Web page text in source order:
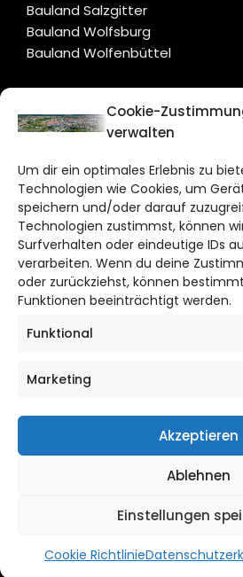
Cookie-
verwalten
Um dir ein optimales Erlebnis zu
Technologien wie Cookies, um
speichern und/oder darauf
Technologien zustimmst, können
Surfverhalten oder eindeutige IDs
verarbeiten. Wenn du deine
oder zurückziehst, können
Funktionen beeinträchtigt werden.
Funktional
Marketing
Akzeptieren
Ablehnen
Einstellungen
Cookie Richtlinie
Bauland Salzgitter
Bauland Wolfsburg
Bauland Wolfenbüttel
CITYLIFE!
Bruchtorwall 12
38100 Braunschweig
Telefon: 0531 387220 – 65
DAS STADTMAGAZIN
BRAUNSCHWEIG
Impressum
Cookie Richtlinie
CITYLIFE! BEI FACEBOOK
WordPress Theme |Viralby